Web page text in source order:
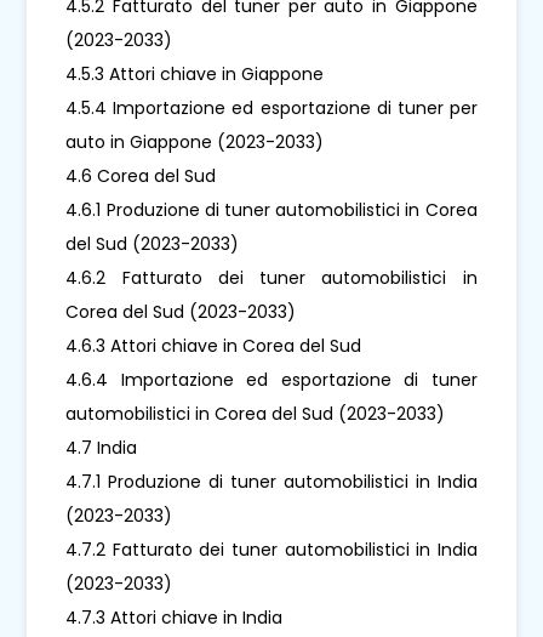
4.5.2 Fatturato del tuner per auto in Giappone
(2023-2033)
4.5.3 Attori chiave in Giappone
4.5.4 Importazione ed esportazione di tuner per
auto in Giappone (2023-2033)
4.6 Corea del Sud
4.6.1 Produzione di tuner automobilistici in Corea
del Sud (2023-2033)
4.6.2 Fatturato dei tuner automobilistici in
Corea del Sud (2023-2033)
4.6.3 Attori chiave in Corea del Sud
4.6.4 Importazione ed esportazione di tuner
automobilistici in Corea del Sud (2023-2033)
4.7 India
4.7.1 Produzione di tuner automobilistici in India
(2023-2033)
4.7.2 Fatturato dei tuner automobilistici in India
(2023-2033)
4.7.3 Attori chiave in India